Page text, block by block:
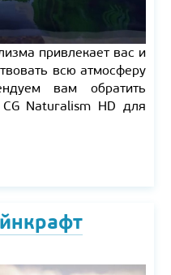
привлекает вас и
всю атмосферу
вам обратить
Naturalism HD для